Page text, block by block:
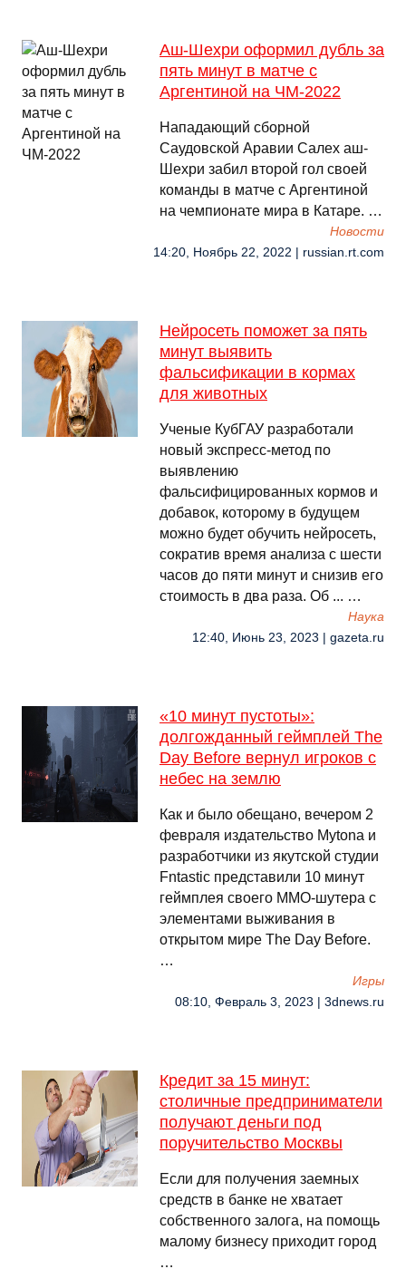
Аш-Шехри оформил дубль за
пять минут в матче с
Аргентиной на ЧМ-2022
Нападающий сборной
Саудовской Аравии Салех аш-
Шехри забил второй гол своей
команды в матче с Аргентиной
на чемпионате мира в Катаре. …
Новости
14:20, Ноябрь 22, 2022 | russian.rt.com
Нейросеть поможет за пять
минут выявить
фальсификации в кормах
для животных
Ученые КубГАУ разработали
новый экспресс-метод по
выявлению
фальсифицированных кормов и
добавок, которому в будущем
можно будет обучить нейросеть,
сократив время анализа с шести
часов до пяти минут и снизив его
стоимость в два раза. Об ... …
Наука
12:40, Июнь 23, 2023 | gazeta.ru
«10 минут пустоты»:
долгожданный геймплей The
Day Before вернул игроков с
небес на землю
Как и было обещано, вечером 2
февраля издательство Mytona и
разработчики из якутской студии
Fntastic представили 10 минут
геймплея своего ММО-шутера с
элементами выживания в
открытом мире The Day Before.
…
Игры
08:10, Февраль 3, 2023 | 3dnews.ru
Кредит за 15 минут:
столичные предприниматели
получают деньги под
поручительство Москвы
Если для получения заемных
средств в банке не хватает
собственного залога, на помощь
малому бизнесу приходит город
…